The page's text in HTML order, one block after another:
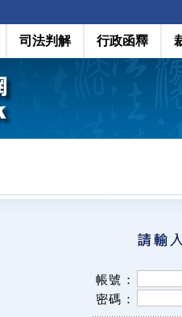
司法判解 行政函釋
帳號：
密碼：